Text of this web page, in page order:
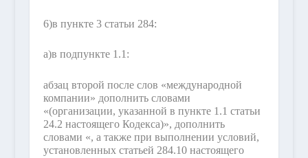
6)в пункте 3 статьи 284:
а)в подпункте 1.1:
абзац второй после слов «международной
компании» дополнить словами
«(организации, указанной в пункте 1.1 статьи
24.2 настоящего Кодекса)», дополнить
словами «, а также при выполнении условий,
установленных статьей 284.10 настоящего